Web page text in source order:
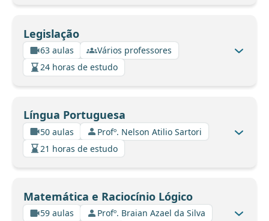
Legislação
63 aulas
Vários professores
24 horas de estudo
Língua Portuguesa
50 aulas
Profº. Nelson Atilio Sartori
21 horas de estudo
Matemática e Raciocínio Lógico
59 aulas
Profº. Braian Azael da Silva